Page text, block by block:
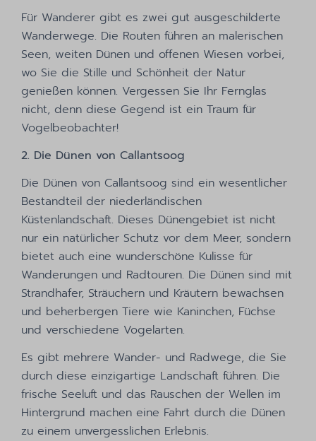
Für Wanderer gibt es zwei gut ausgeschilderte
Wanderwege. Die Routen führen an malerischen
Seen, weiten Dünen und offenen Wiesen vorbei,
wo Sie die Stille und Schönheit der Natur
genießen können. Vergessen Sie Ihr Fernglas
nicht, denn diese Gegend ist ein Traum für
Vogelbeobachter!
2. Die Dünen von Callantsoog
Die Dünen von Callantsoog sind ein wesentlicher
Bestandteil der niederländischen
Küstenlandschaft. Dieses Dünengebiet ist nicht
nur ein natürlicher Schutz vor dem Meer, sondern
bietet auch eine wunderschöne Kulisse für
Wanderungen und Radtouren. Die Dünen sind mit
Strandhafer, Sträuchern und Kräutern bewachsen
und beherbergen Tiere wie Kaninchen, Füchse
und verschiedene Vogelarten.
Es gibt mehrere Wander- und Radwege, die Sie
durch diese einzigartige Landschaft führen. Die
frische Seeluft und das Rauschen der Wellen im
Hintergrund machen eine Fahrt durch die Dünen
zu einem unvergesslichen Erlebnis.